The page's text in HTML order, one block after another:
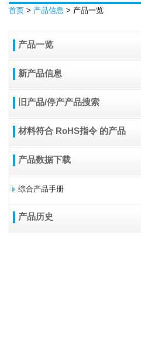
首页 > 产品信息 > 产品一览
产品一览
新产品信息
旧产品/停产产品搜索
材料符合 RoHS指令 的产品
产品数据下载
综合产品手册
产品历史